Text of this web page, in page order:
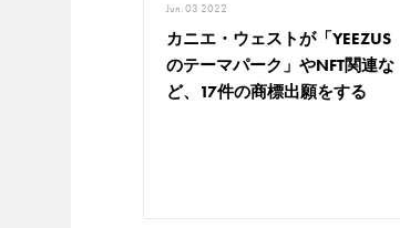
Jun. 03 2022
カニエ・ウェストが「YEEZUS
のテーマパーク」やNFT関連な
ど、17件の商標出願をする